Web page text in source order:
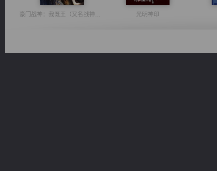
豪门战神：我既王（又名战神归来不败神婿修罗战神） 光明神印